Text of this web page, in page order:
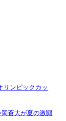
リンピックカッ
蒼大が夏の激闘